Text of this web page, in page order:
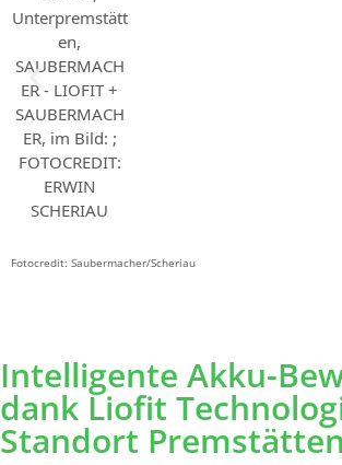
Fotocredit: Saubermacher/Scheriau
Intelligente Akku-
dank Liofit
Standort Premstätten